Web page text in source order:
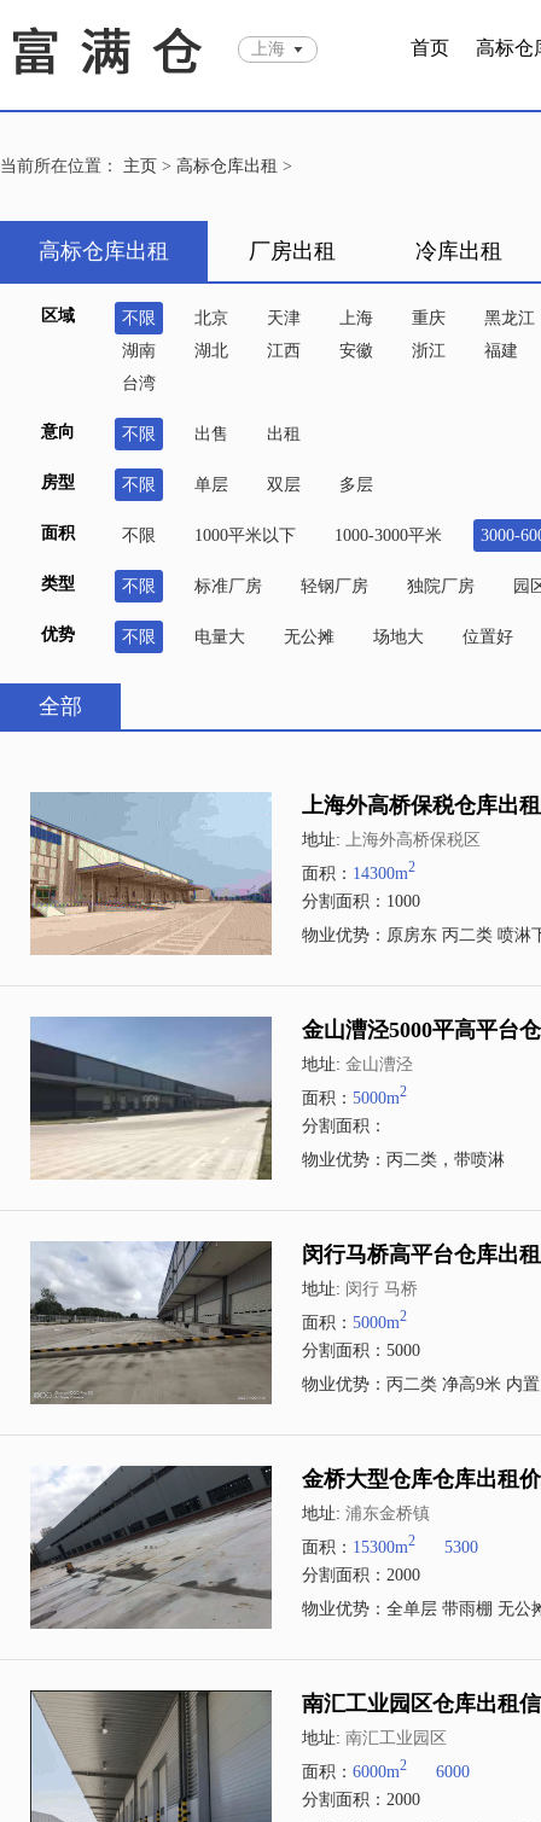
上海 首页 高标仓
当前所在位置： 主页 > 高标仓库出租 >
高标仓库出租 厂房出租 冷库出租
区域 不限 北京 天津 上海 重庆
黑龙江
湖南
湖北 江西 安徽 浙江
福建
台湾
意向 不限 出售 出租
房型 不限 单层 双层 多层
面积 不限 1000平米以下 1000-3000平米 3000-
类型 不限 标准厂房 轻钢厂房 独院厂房 园
优势 不限 电量大 无公摊 场地大 位置好
全部
上海外高桥保税仓库出
地址: 上海外高桥保税区
面积： 14300m2
分割面积：1000
物业优势：原房东 丙二类 喷淋
金山漕泾5000平高平台
地址: 金山漕泾
面积： 5000m2
分割面积：
物业优势：丙二类，带喷淋
闵行马桥高平台仓库出
地址: 闵行 马桥
面积： 5000m2
分割面积：5000
物业优势：丙二类 净高9米 内
地址: 浦东金桥镇
面积： 15300m2 5300
分割面积：2000
物业优势：全单层 带雨棚 无公
南汇工业园区仓库出租
地址: 南汇工业园区
面积： 6000m2 6000
分割面积：2000